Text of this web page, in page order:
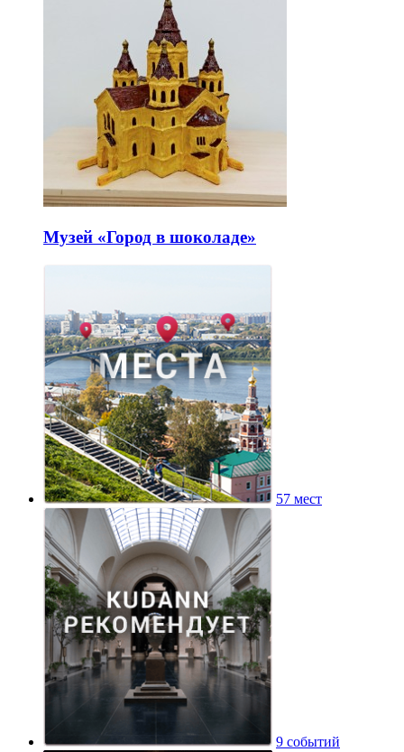
событие
Выставки
художественный музей
Музей «Город в шоколаде»